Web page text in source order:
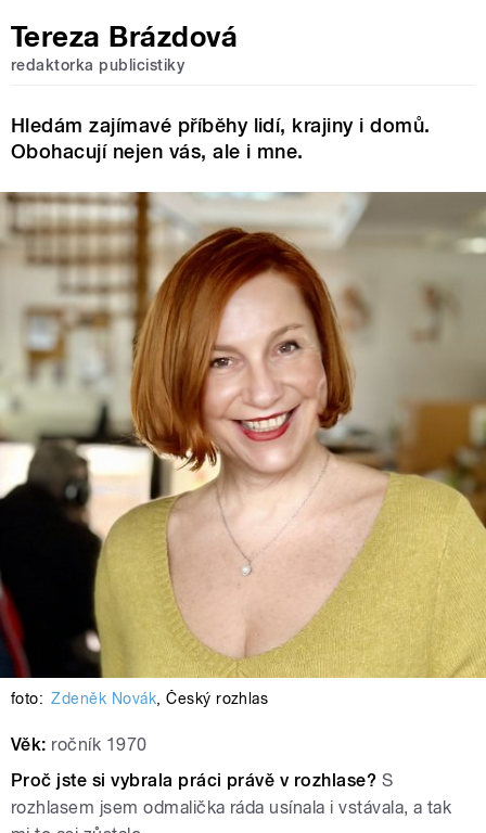
Tereza Brázdová
redaktorka publicistiky
Hledám zajímavé příběhy lidí, krajiny i domů.
Obohacují nejen vás, ale i mne.
foto: Zdeněk Novák,Český rozhlas
Věk: ročník 1970
Proč jste si vybrala práci právě v rozhlase? S
rozhlasem jsem odmalička ráda usínala i vstávala, a tak